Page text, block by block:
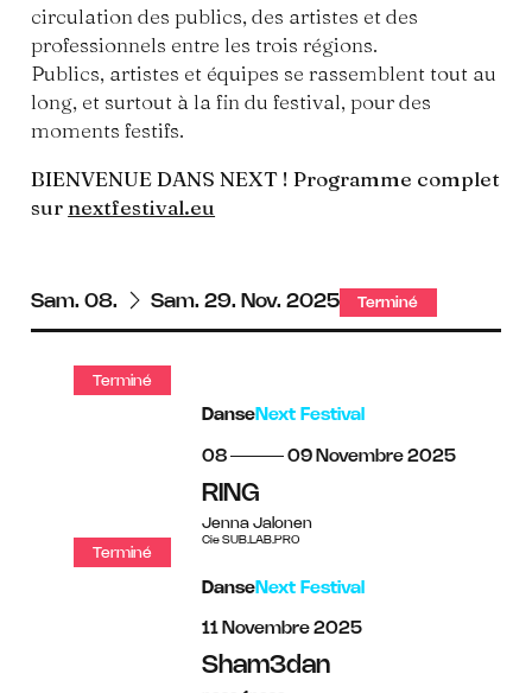
circulation des publics, des artistes et des
professionnels entre les trois régions.
Publics, artistes et équipes se rassemblent tout au
long, et surtout à la fin du festival, pour des
moments festifs.
BIENVENUE DANS NEXT ! Programme complet
sur nextfestival.eu
du
Sam. 08. au
Sam. 29. Nov. 2025 Terminé
Terminé
DanseNext Festival
du
08 au
09 novembre
Novembre 2025
RING
Jenna Jalonen
Cie SUB.LAB.PRO
Terminé
DanseNext Festival
11 novembre
Novembre 2025
Sham3dan